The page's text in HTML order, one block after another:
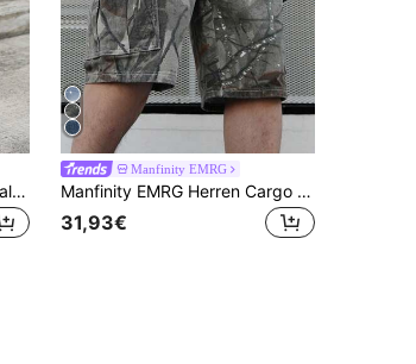
Manfinity EMRG Herren Casual Streetwear Mehrtaschige gestreifte blaue Weite Bein Denim-Shorts
Manfinity EMRG
Manfinity EMRG Herren Cargo Jeans Shorts mit Taschen, grüne weite Camouflage Cargo Jeans Shorts, Geschenkidee für Ehemann, Freund
31,93€